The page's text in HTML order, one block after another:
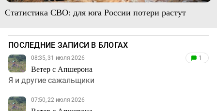
Статистика СВО: для юга России потери растут
ПОСЛЕДНИЕ ЗАПИСИ В БЛОГАХ
08:35, 31 июля 2026
Ветер с Апшерона
1
Я и другие сажальщики
07:50, 22 июля 2026